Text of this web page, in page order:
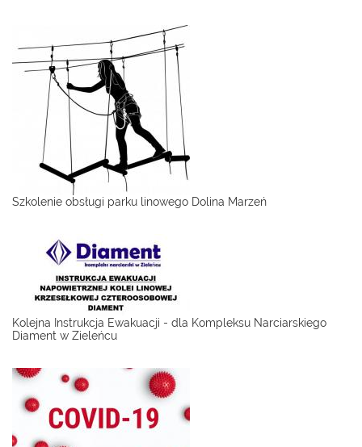
Szkolenie obsługi parku linowego Dolina Marzeń
Kolejna Instrukcja Ewakuacji - dla Kompleksu Narciarskiego
Diament w Zieleńcu